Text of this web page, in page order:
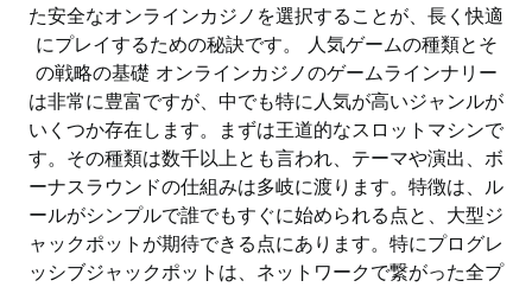
た安全なオンラインカジノを選択することが、長く快適
にプレイするための秘訣です。 人気ゲームの種類とそ
の戦略の基礎 オンラインカジノのゲームラインナリー
は非常に豊富ですが、中でも特に人気が高いジャンルが
いくつか存在します。まずは王道的なスロットマシンで
す。その種類は数千以上とも言われ、テーマや演出、ボ
ーナスラウンドの仕組みは多岐に渡ります。特徴は、ル
ールがシンプルで誰でもすぐに始められる点と、大型ジ
ャックポットが期待できる点にあります。特にプログレ
ッシブジャックポットは、ネットワークで繋がった全プ